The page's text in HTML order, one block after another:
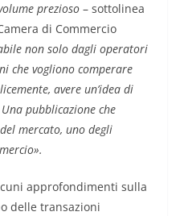
prezioso – sottolinea
di Commercio
non solo dagli operatori
che vogliono comperare
avere un’idea di
pubblicazione che
mercato, uno degli
approfondimenti sulla
delle transazioni